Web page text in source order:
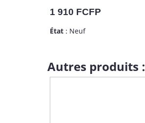
Prix
1 910 FCFP
État : Neuf
Autres produits :